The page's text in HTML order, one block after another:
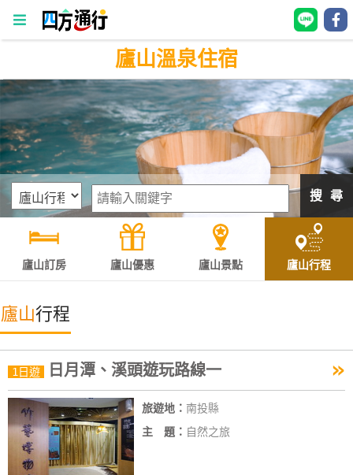
四
方
行
訂
房
灣
訂
房
HOT
特
色
民
宿
廬山溫泉住宿
搜 尋
廬山訂房 廬山優惠 廬山景點 廬山行程
廬山行程
1日遊 日月潭、溪頭遊玩路線一 »
旅遊地： 南投縣
主 題： 自然之旅